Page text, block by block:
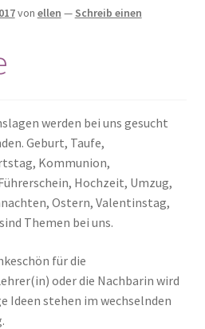
von ellen — Schreib einen
werden bei uns gesucht
Geburt, Taufe,
Kommunion,
Hochzeit, Umzug,
Ostern, Valentinstag,
Themen bei uns.
für die
oder die Nachbarin wird
Ideen stehen im wechselnden